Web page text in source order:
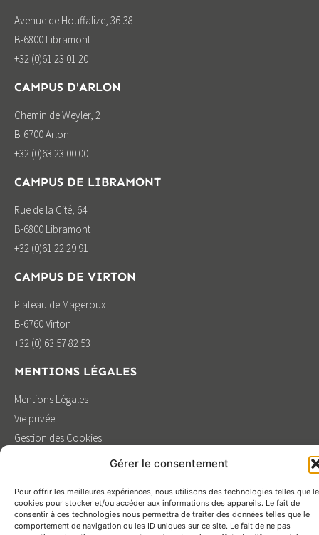
Gérer le consentement
Pour offrir les meilleures expériences, nous utilisons des technologies telles que
cookies pour stocker et/ou accéder aux informations des appareils. Le fait de
consentir à ces technologies nous permettra de traiter des données telles que le
comportement de navigation ou les ID uniques sur ce site. Le fait de ne pas
Avenue de Houffalize, 36-38
B-6800 Libramont
+32 (0)61 23 01 20
CAMPUS D'ARLON
Chemin de Weyler, 2
B-6700 Arlon
+32 (0)63 23 00 00
CAMPUS DE LIBRAMONT
Rue de la Cité, 64
B-6800 Libramont
+32 (0)61 22 29 91
CAMPUS DE VIRTON
Plateau de Mageroux
B-6760 Virton
+32 (0) 63 57 82 53
MENTIONS LÉGALES
Mentions Légales
Vie privée
Gestion des Cookies
Design by BOOSTCOMMUNICATION